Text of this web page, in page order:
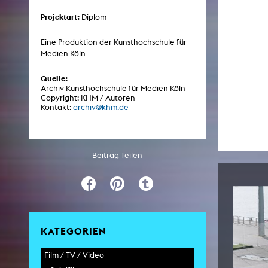
Projektart: Diplom
Eine Produktion der Kunsthochschule für
Medien Köln
Quelle:
Archiv Kunsthochschule für Medien Köln
Copyright: KHM / Autoren
Kontakt: archiv@khm.de
Beitrag Teilen
KATEGORIEN
Film / TV / Video
ARCHIV
KHM Forschung
Photoszene an der KHM